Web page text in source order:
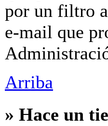
por un filtro
e-mail que
Arriba
» Hace un